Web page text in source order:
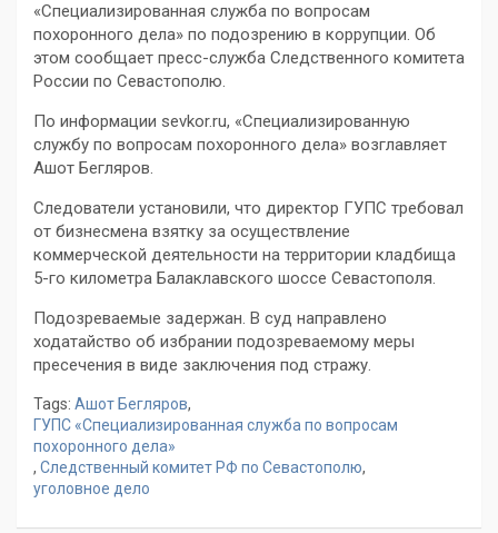
«Специализированная служба по вопросам
похоронного дела» по подозрению в коррупции. Об
этом сообщает пресс-служба Следственного комитета
России по Севастополю.
По информации sevkor.ru, «Специализированную
службу по вопросам похоронного дела» возглавляет
Ашот Бегляров.
Следователи установили, что директор ГУПС требовал
от бизнесмена взятку за осуществление
коммерческой деятельности на территории кладбища
5-го километра Балаклавского шоссе Севастополя.
Подозреваемые задержан. В суд направлено
ходатайство об избрании подозреваемому меры
пресечения в виде заключения под стражу.
Tags: Ашот Бегляров,
ГУПС «Специализированная служба по вопросам
похоронного дела»
, Следственный комитет РФ по Севастополю,
уголовное дело